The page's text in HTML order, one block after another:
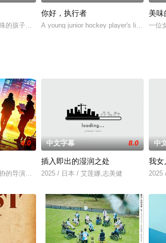
的孩子，一个自小被遗弃在森林深处的婴儿男孩。在
你好，执行者
A young junior hockey player's life is
美味
一位
4.0
的导演朱达仁萌生拍一部《河南人在北京》电影的念
中文字幕 8.0
插入即出的湿润之处
2025 / 日本 / 艾莲娜,志美健
中
我女
2025